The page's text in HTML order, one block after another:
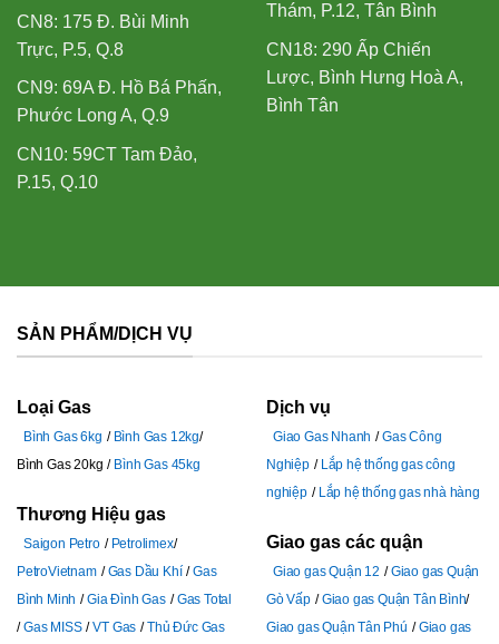
CN8: 175 Đ. Bùi Minh
Trực, P.5, Q.8
CN9: 69A Đ. Hồ Bá Phấn,
Phước Long A, Q.9
CN10: 59CT Tam Đảo,
P.15, Q.10
Thám, P.12, Tân Bình
CN18: 290 Ấp Chiến
Lược, Bình Hưng Hoà A,
Bình Tân
SẢN PHẨM/DỊCH VỤ
Loại Gas
Bình Gas 6kg
Bình Gas 12kg
Bình Gas 20kg
Bình Gas 45kg
Thương Hiệu gas
Saigon Petro
Petrolimex
PetroVietnam
Gas Dầu Khí
Gas
Bình Minh
Gia Đình Gas
Gas Total
Gas MISS
VT Gas
Thủ Đức Gas
Dịch vụ
Giao Gas Nhanh
Gas Công
Nghiệp
Lắp hệ thống gas công
nghiệp
Lắp hệ thống gas nhà hàng
Giao gas các quận
Giao gas Quận 12
Giao gas Quận
Gò Vấp
Giao gas Quận Tân Bình
Giao gas Quận Tân Phú
Giao gas